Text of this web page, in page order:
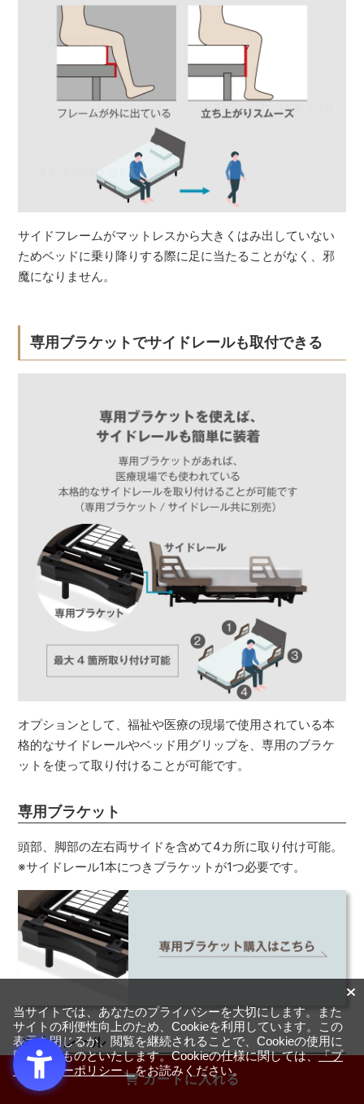
カートに入れる
サイドフレームがマットレスから大きくはみ出していない
ためベッドに乗り降りする際に足に当たることがなく、邪
魔になりません。
専用ブラケットでサイドレールも取付できる
オプションとして、福祉や医療の現場で使用されている本
格的なサイドレールやベッド用グリップを、専用のブラケ
ットを使って取り付けることが可能です。
専用ブラケット
頭部、脚部の左右両サイドを含めて4カ所に取り付け可能。
※サイドレール1本につきブラケットが1つ必要です。
サイドレール
当サイトでは、あなたのプライバシーを大切にします。また
サイトの利便性向上のため、Cookieを利用しています。この
表示を閉じるか、閲覧を継続されることで、Cookieの使用に
同意するものといたします。Cookieの仕様に関しては、「プ
ライバシーポリシー」をお読みください。